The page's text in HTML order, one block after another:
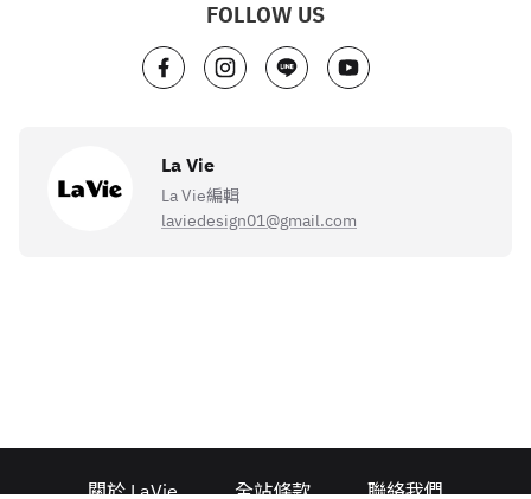
FOLLOW US
La Vie
La Vie編輯
laviedesign01@gmail.com
關於 LaVie 全站條款 聯絡我們